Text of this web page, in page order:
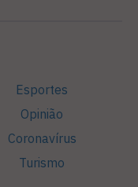
Esportes
Opinião
Coronavírus
Turismo